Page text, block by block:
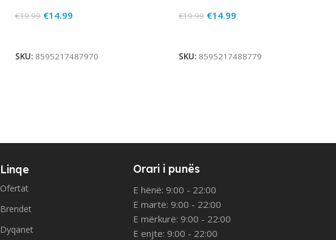
€19.99 €14.99
SKU: 8595217487970
€19.99 €14.99
SKU: 8595217488779
Linqe
Ofertat
Brendet
Dyqanet
Orari i punës
E hënë: 9:00 - 22:00
E martë: 9:00 - 22:00
E mërkurë: 9:00 - 22:00
E enjte: 9:00 - 22:00